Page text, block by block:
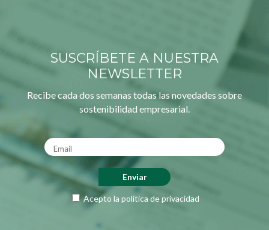
SUSCRÍBETE A NUESTRA
NEWSLETTER
Recibe cada dos semanas todas las novedades sobre
sostenibilidad empresarial.
Acepto la política de privacidad